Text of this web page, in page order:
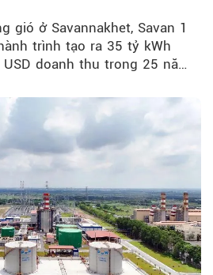
gió ở Savannakhet, Savan 1
trình tạo ra 35 tỷ kWh
doanh thu trong 25 năm